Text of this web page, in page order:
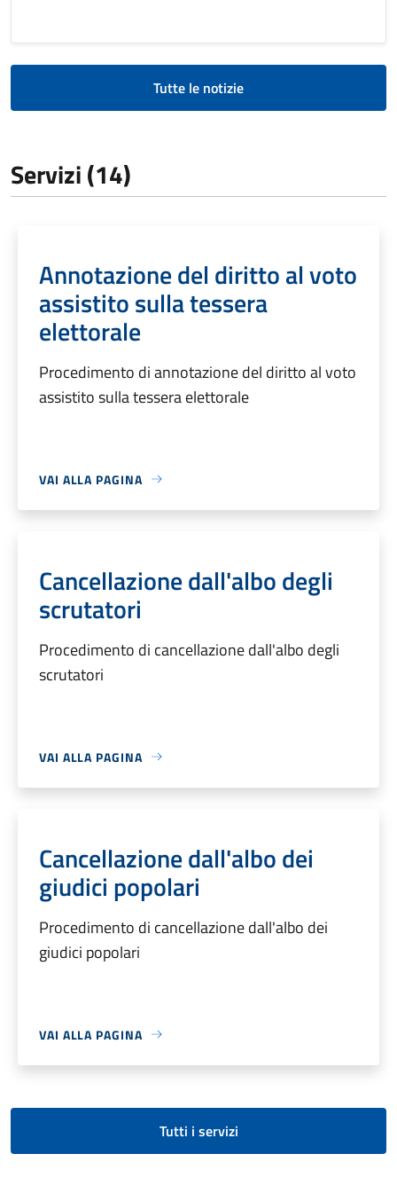
Tutte le notizie
Servizi (14)
Annotazione del diritto al voto
assistito sulla tessera
elettorale
Procedimento di annotazione del diritto al voto
assistito sulla tessera elettorale
VAI ALLA PAGINA
Cancellazione dall'albo degli
scrutatori
Procedimento di cancellazione dall'albo degli
scrutatori
VAI ALLA PAGINA
Cancellazione dall'albo dei
giudici popolari
Procedimento di cancellazione dall'albo dei
giudici popolari
VAI ALLA PAGINA
Tutti i servizi